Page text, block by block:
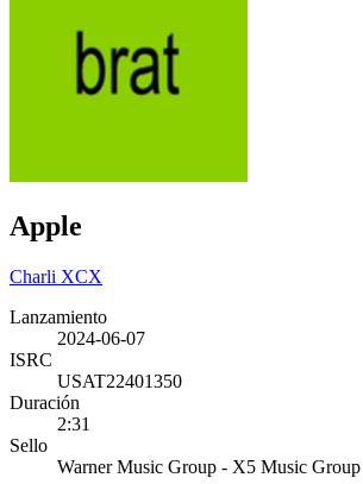
Apple
Charli XCX
Lanzamiento
2024-06-07
ISRC
USAT22401350
Duración
2:31
Sello
Warner Music Group - X5 Music Group